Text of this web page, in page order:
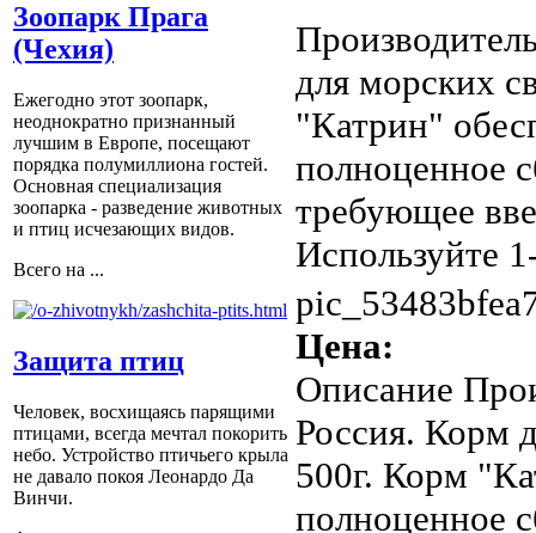
Зоопарк Прага
(Чехия)
Ежегодно этот зоопарк,
неоднократно признанный
лучшим в Европе, посещают
порядка полумиллиона гостей.
Основная специализация
зоопарка - разведение животных
и птиц исчезающих видов.
Всего на ...
Защита птиц
Человек, восхищаясь парящими
птицами, всегда мечтал покорить
небо. Устройство птичьего крыла
не давало покоя Леонардо Да
Винчи.
для морских
"Катрин"
полноценное
требующее
Используйте
Цена:
Описание
Россия. Корм
500г. Корм
полноценное